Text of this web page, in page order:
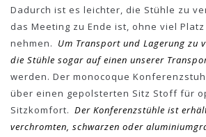
Dadurch ist es leichter, die Stühle zu
das Meeting zu Ende ist, ohne viel
nehmen. Um Transport und Lagerung zu
die Stühle sogar auf einen unserer
werden. Der monocoque
über einen gepolsterten Sitz Stoff für
Sitzkomfort. Der Konferenzstühle ist
verchromten, schwarzen oder